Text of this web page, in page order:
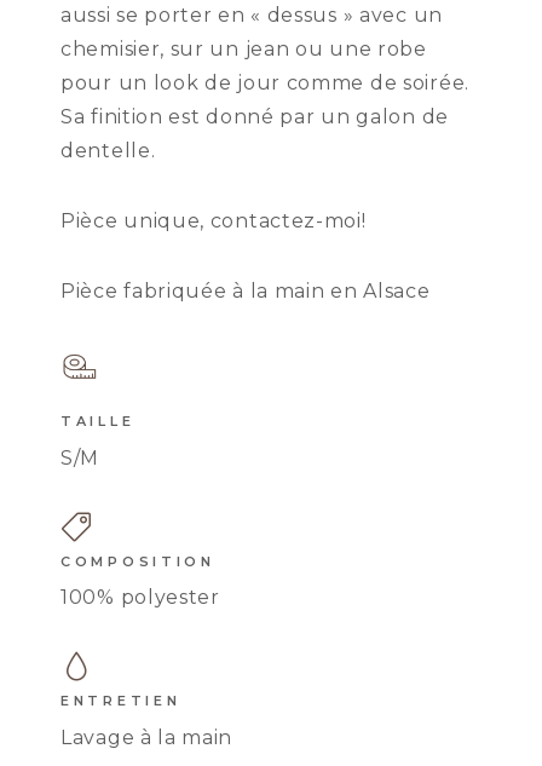
KIMONO MINA
aussi se porter en « dessus » avec un
chemisier, sur un jean ou une robe
pour un look de jour comme de soirée.
Sa finition est donné par un galon de
dentelle.
Pièce unique, contactez-moi!
Pièce fabriquée à la main en Alsace
TAILLE
S/M
COMPOSITION
100% polyester
ENTRETIEN
Lavage à la main